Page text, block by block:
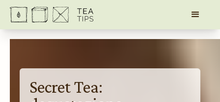
Secret Tea: